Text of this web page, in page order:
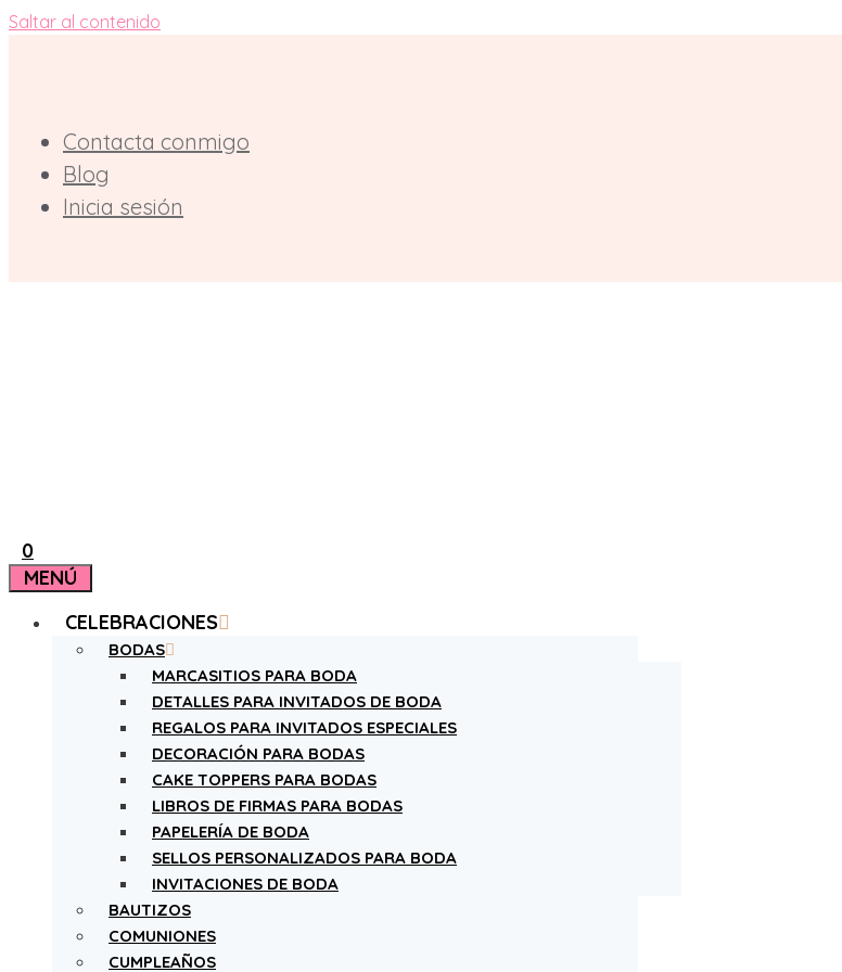
Saltar al contenido
Contacta conmigo
Blog
Inicia sesión
0
MENÚ
CELEBRACIONES
BODAS
MARCASITIOS PARA BODA
DETALLES PARA INVITADOS DE BODA
REGALOS PARA INVITADOS ESPECIALES
DECORACIÓN PARA BODAS
CAKE TOPPERS PARA BODAS
LIBROS DE FIRMAS PARA BODAS
PAPELERÍA DE BODA
SELLOS PERSONALIZADOS PARA BODA
INVITACIONES DE BODA
BAUTIZOS
COMUNIONES
CUMPLEAÑOS